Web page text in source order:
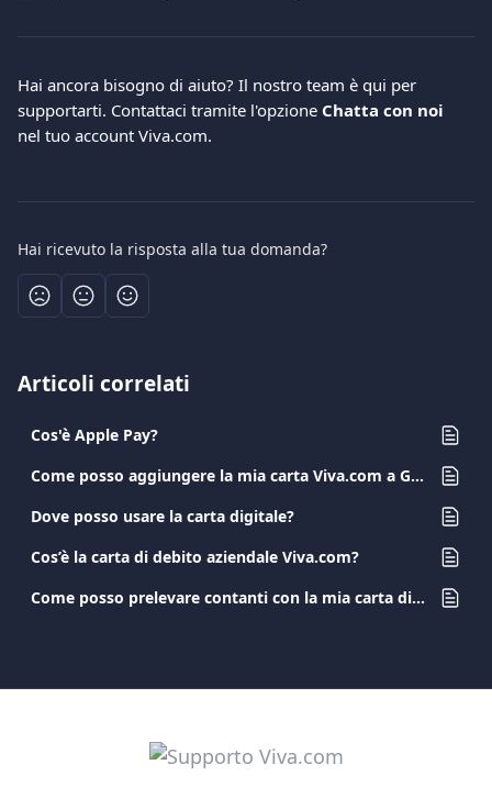
Hai ancora bisogno di aiuto? Il nostro team è qui per
supportarti. Contattaci tramite l'opzione Chatta con noi
nel tuo account Viva.com.
Hai ricevuto la risposta alla tua domanda?
Articoli correlati
Cos'è Apple Pay?
Come posso aggiungere la mia carta Viva.com a Google Pay?
Dove posso usare la carta digitale?
Cos’è la carta di debito aziendale Viva.com?
Come posso prelevare contanti con la mia carta di debito Viva.com?